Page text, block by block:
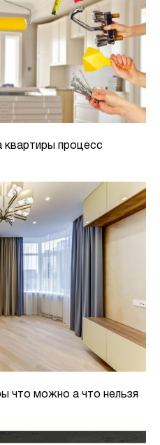
квартиры процесс
что можно а что нельзя